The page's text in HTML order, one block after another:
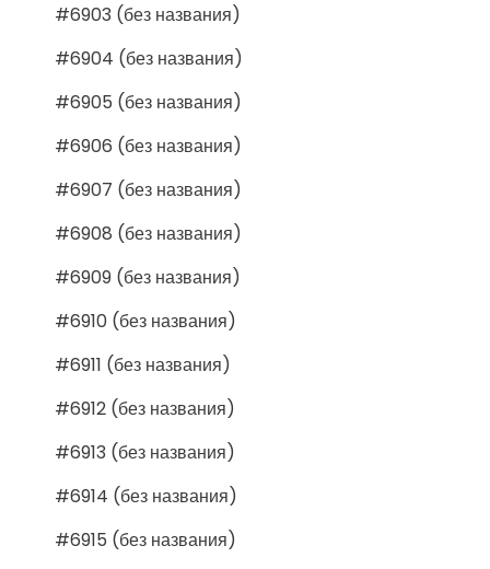
#6903 (без названия)
#6904 (без названия)
#6905 (без названия)
#6906 (без названия)
#6907 (без названия)
#6908 (без названия)
#6909 (без названия)
#6910 (без названия)
#6911 (без названия)
#6912 (без названия)
#6913 (без названия)
#6914 (без названия)
#6915 (без названия)